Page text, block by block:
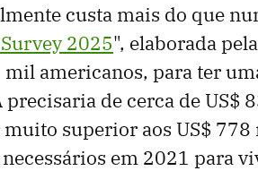
custa mais do que
2025", elaborada
americanos, para ter
precisaria de cerca de US$
superior aos US$
em 2021 para